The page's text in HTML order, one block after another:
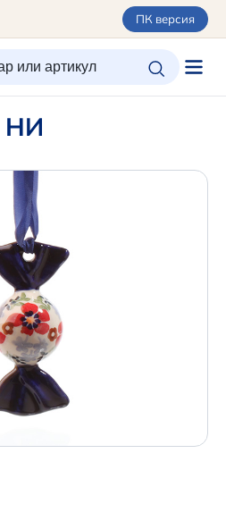
ПК версия
РЕГИСТРАЦИЯ КОРЗИНА
680-44-95 /
НИ